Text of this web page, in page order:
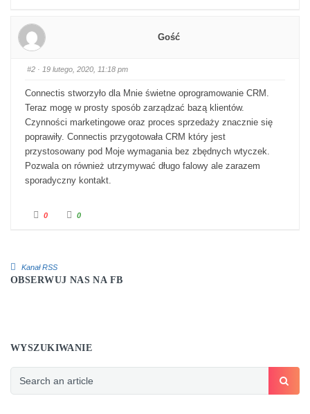
Gość
#2 · 19 lutego, 2020, 11:18 pm
Connectis stworzyło dla Mnie świetne oprogramowanie CRM.
Teraz mogę w prosty sposób zarządzać bazą klientów.
Czynności marketingowe oraz proces sprzedaży znacznie się
poprawiły. Connectis przygotowała CRM który jest
przystosowany pod Moje wymagania bez zbędnych wtyczek.
Pozwala on również utrzymywać długo falowy ale zarazem
sporadyczny kontakt.
Kliknij dla kciuka w dół.
0 Kliknij dla kciuka w górę.
0
Kanał RSS
OBSERWUJ NAS NA FB
WYSZUKIWANIE